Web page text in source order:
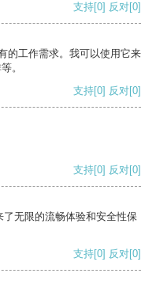
支持[0] 反对[0]
的工作需求。我可以使用它来
。
支持[0] 反对[0]
支持[0] 反对[0]
无限的流畅体验和安全性保
支持[0] 反对[0]